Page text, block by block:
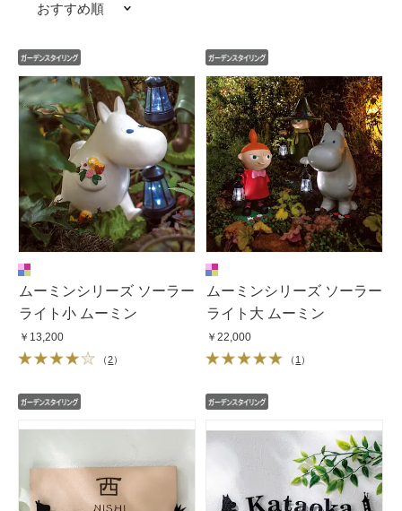
おすすめ順
ムーミンシリーズ ソーラー
ライト小 ムーミン
￥13,200
（2）
ムーミンシリーズ ソーラー
ライト大 ムーミン
￥22,000
（ 1 ）